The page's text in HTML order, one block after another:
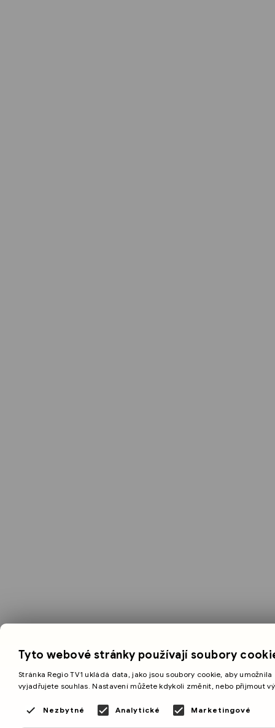
Tyto webové stránky používají soubory
Stránka Regio TV1 ukládá data, jako jsou soubory cookie, aby
vyjadřujete souhlas. Nastavení můžete kdykoli změnit, nebo přijmout
Nezbytné Analytické Marketingové